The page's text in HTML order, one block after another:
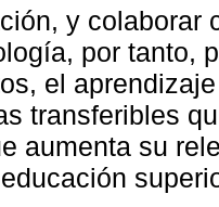
y colaborar
por tanto,
el
transferibles
aumenta su